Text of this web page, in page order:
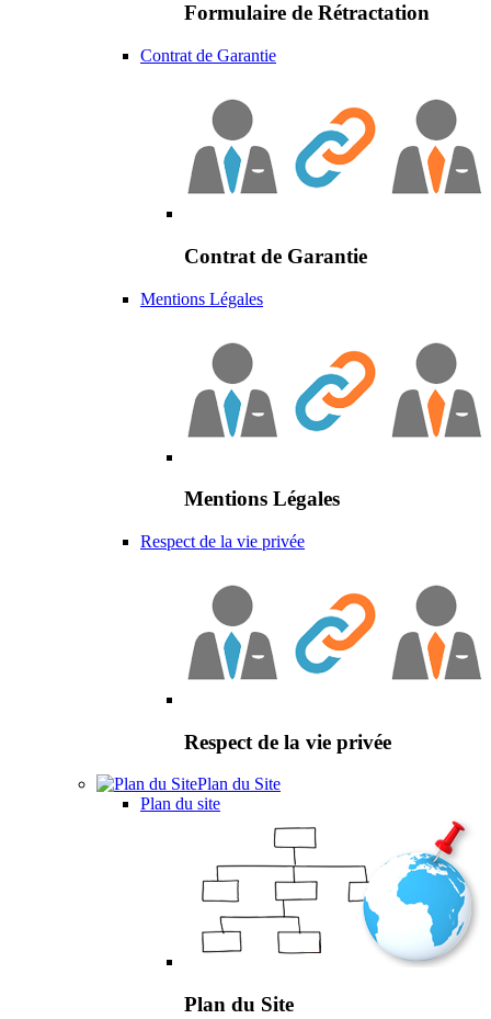
Formulaire de Rétractation
Contrat de Garantie
Contrat de Garantie
Mentions Légales
Mentions Légales
Respect de la vie privée
Respect de la vie privée
Plan du Site
Plan du site
Plan du Site